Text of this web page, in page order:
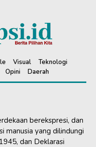
Visual
Teknologi
Opini Daerah
berekspresi, dan
manusia yang dilindungi
dan Deklarasi